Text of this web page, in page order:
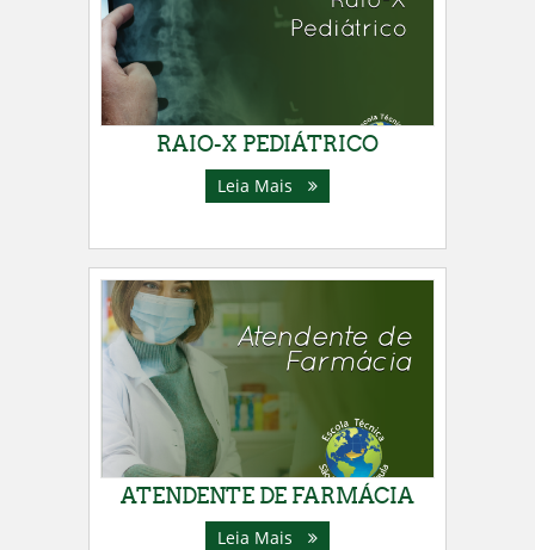
RAIO-X PEDIÁTRICO
Leia Mais
ATENDENTE DE FARMÁCIA
Leia Mais